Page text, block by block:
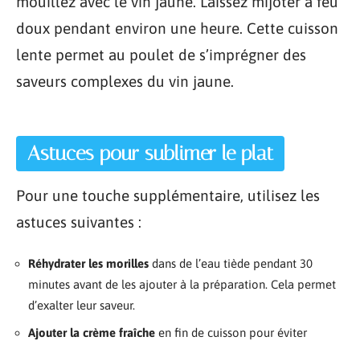
doux pendant environ une heure. Cette cuisson
lente permet au poulet de s’imprégner des
saveurs complexes du vin jaune.
Astuces pour sublimer le plat
Pour une touche supplémentaire, utilisez les
astuces suivantes :
Réhydrater les morilles dans de l’eau tiède pendant 30
minutes avant de les ajouter à la préparation. Cela permet
d’exalter leur saveur.
Ajouter la crème fraîche en fin de cuisson pour éviter